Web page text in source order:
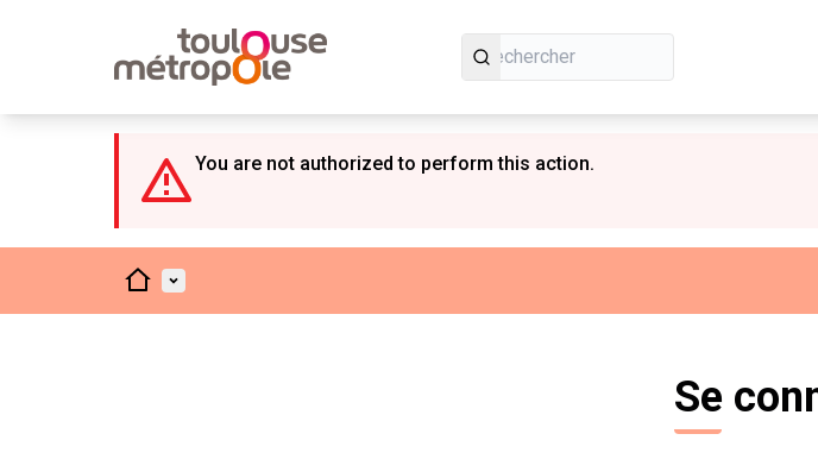
You are not authorized to perform this action.
AccueilMenu principal
Se